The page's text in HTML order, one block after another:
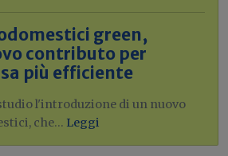
green,
contributo per
più efficiente
l'introduzione di un nuovo
che... Leggi